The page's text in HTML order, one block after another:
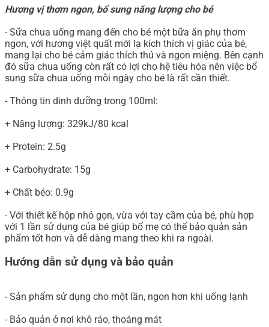
Hương vị thơm ngon, bổ sung năng lượng cho bé
- Sữa chua uống mang đến cho bé một bữa ăn phụ thơm
ngon, với hương việt quất mới lạ kích thích vị giác của bé,
mang lại cho bé cảm giác thích thú và ngon miệng. Bên cạnh
đó sữa chua uống còn rất có lợi cho hệ tiêu hóa nên việc bổ
sung sữa chua uống mỗi ngày cho bé là rất cần thiết.
- Thông tin dinh dưỡng trong 100ml:
+ Năng lượng: 329kJ/80 kcal
+ Protein: 2.5g
+ Carbohydrate: 15g
+ Chất béo: 0.9g
- Với thiết kế hộp nhỏ gọn, vừa với tay cầm của bé, phù hợp
với 1 lần sử dụng của bé giúp bố mẹ có thể bảo quản sản
phẩm tốt hơn và dễ dàng mang theo khi ra ngoài.
Hướng dẫn sử dụng và bảo quản
- Sản phẩm sử dụng cho một lần, ngon hơn khi uống lạnh
- Bảo quản ở nơi khô ráo, thoáng mát